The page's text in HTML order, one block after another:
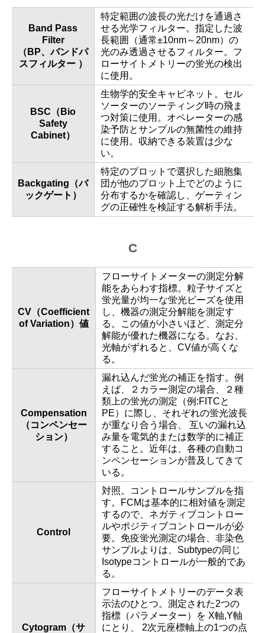
Band Pass
Filter
（BP、バンドパ
スフィルター ）
特定範囲の波長の光だけを通過さ
せる光学フィルター。指定した波
長範囲（通常±10nm～20nm）の
光のみ透過させるフィルター。フ
ローサイトメトリーの蛍光の検出
に使用。
BSC（Bio
Safety
Cabinet）
生物学的安全キャビネット。セル
ソーターのソーティング時の飛ま
つ対策に使用。オペレーターの感
染予防とサンプルの無菌性の維持
に使用。収納できる装置は少な
い。
Backgating（バ
ックゲート）
特定のプロットで選択した細胞集
団が他のプロット上でどのように
分布するかを確認し、ゲーティン
グの正確性を検証する解析手法。
C
CV（Coefficient
of Variation）値
フローサイトメーターの測定分解
能をあらわす指標。粒子サイズと
蛍光量が均一な蛍光ビーズを使用
し、機器の測定分解能を測定す
る。この値が小さいほど、測定分
解能が優れた機器になる。なお、
光軸がずれると、CV値が高くな
る。
Compensation
（コンペンセー
ション）
漏れ込んだ蛍光の補正を指す。例
えば、２カラー測定の場合、２種
類上の蛍光の測定（例:FITCと
PE）に際し、それぞれの蛍光波長
が重なり合う場合、 互いの漏れ込
み量を電気的または数学的に補正
すること。近年は、各種の自動コ
ンペンセーションが普及してきて
いる。
Control
対照。コントロールサンプルを指
す。FCMは基本的に相対値を測定
するので、ネガティブコントロー
ルやポジティブコントロールが必
要。免疫蛍光測定の場合、非染色
サンプルよりは、Subtypeの同じ
Isotypeコントロールが一般的であ
る。
Cytogram（サ
フローサイトメトリーのデータ表
示法のひとつ。測定された2つの
指標（パラメーター）を X軸,Y軸
にとり、 2次元座標軸上の1つの点